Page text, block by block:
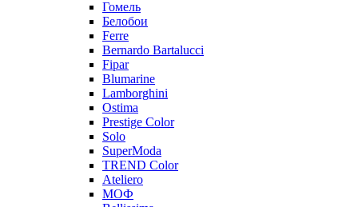
Гомель
Белобои
Ferre
Bernardo Bartalucci
Fipar
Blumarine
Lamborghini
Ostima
Prestige Color
Solo
SuperModa
TREND Color
Ateliero
МОФ